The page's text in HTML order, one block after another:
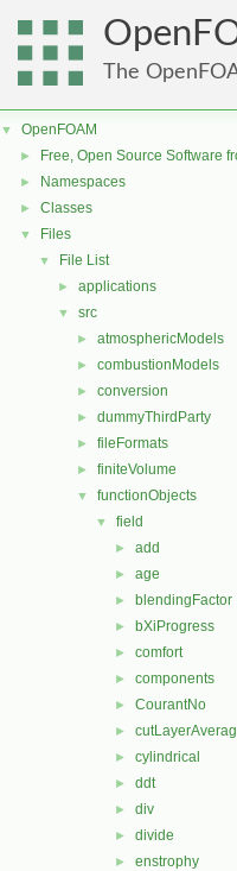
The
▼ OpenFOAM
► Free, Open Source Software
► Namespaces
► Classes
▼ Files
▼ File List
► applications
▼ src
► atmosphericModels
► combustionModels
► conversion
► dummyThirdParty
► fileFormats
► finiteVolume
▼ functionObjects
▼ field
► add
► age
► blendingFactor
► bXiProgress
► comfort
► components
► CourantNo
►
► cylindrical
► ddt
► div
► divide
► enstrophy